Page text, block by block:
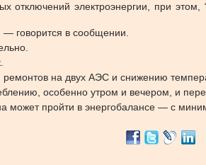
электроэнергии, при этом,
— говорится в сообщении.
на двух АЭС и снижению
особенно утром и вечером, и
может пройти в энергобалансе — с